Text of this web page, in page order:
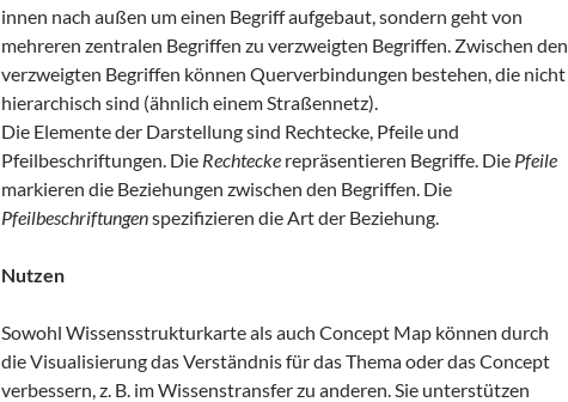
innen nach außen um einen Begriff aufgebaut, sondern geht von
mehreren zentralen Begriffen zu verzweigten Begriffen. Zwischen den
verzweigten Begriffen können Querverbindungen bestehen, die nicht
hierarchisch sind (ähnlich einem Straßennetz).
Die Elemente der Darstellung sind Rechtecke, Pfeile und
Pfeilbeschriftungen. Die Rechtecke repräsentieren Begriffe. Die Pfeile
markieren die Beziehungen zwischen den Begriffen. Die
Pfeilbeschriftungenspezifizieren die Art der Beziehung.
Nutzen
Sowohl Wissensstrukturkarte als auch Concept Map können durch
die Visualisierung das Verständnis für das Thema oder das Concept
verbessern, z. B. im Wissenstransfer zu anderen. Sie unterstützen